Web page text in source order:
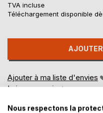
TVA incluse
Téléchargement disponible
Ajouter à ma liste d'envies
Laisser un avis
Nous respectons la